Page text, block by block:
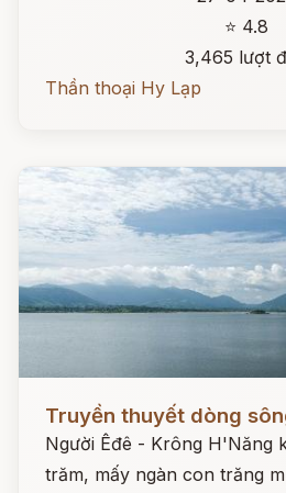
⭐ 4.8
3,465 lượt
Thần thoại Hy Lạp
Đọc ngay
Truyền thuyết dòng
Người Êđê - Krông H'Năng
trăm, mấy ngàn con trăng